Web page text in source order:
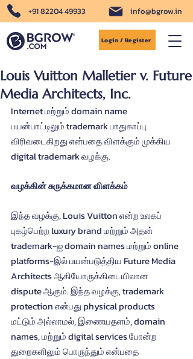
+91 82204 49933 info@bgrow.in
Login / Register
Louis Vuitton Malletier v. Future
Media Architects, Inc.
Internet மற்றும் domain name
பயன்பாட்டிலும் trademark பாதுகாப்பு
விரிவடைகிறது என்பதை விளக்கும் முக்கிய
digital trademark வழக்கு.
வழக்கின் சுருக்கமான விளக்கம்
இந்த வழக்கு, Louis Vuitton என்ற உலகப்
புகழ்பெற்ற luxury brand மற்றும் அதன்
trademark-ஐ domain names மற்றும் online
platforms-இல் பயன்படுத்திய Future Media
Architects ஆகியோருக்கிடையிலான
dispute ஆகும். இந்த வழக்கு, trademark
protection என்பது physical products
மட்டும் அல்லாமல், இணையதளம், domain
names, மற்றும் digital services போன்ற
துறைகளிலும் பொருந்தும் என்பதை